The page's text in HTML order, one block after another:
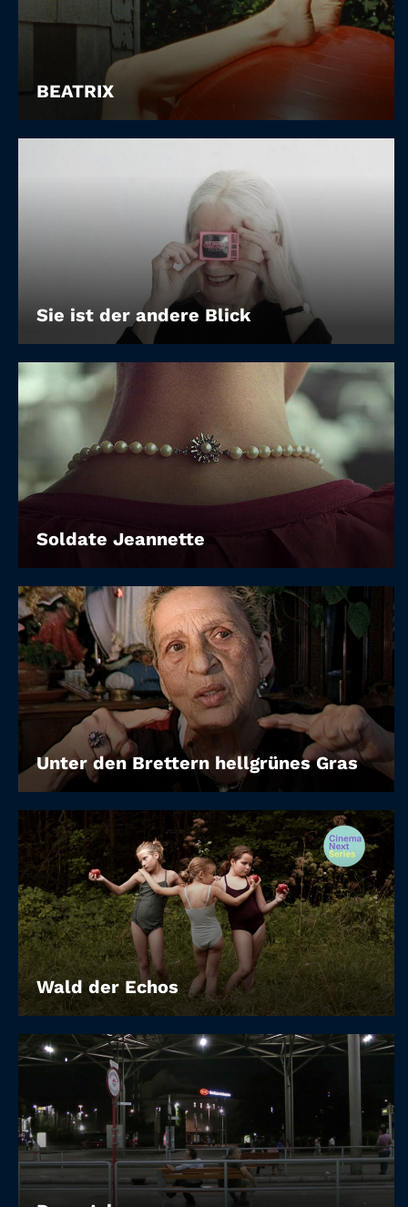
BEATRIX
Sie ist der andere Blick
Soldate Jeannette
Unter den Brettern hellgrünes Gras
Wald der Echos